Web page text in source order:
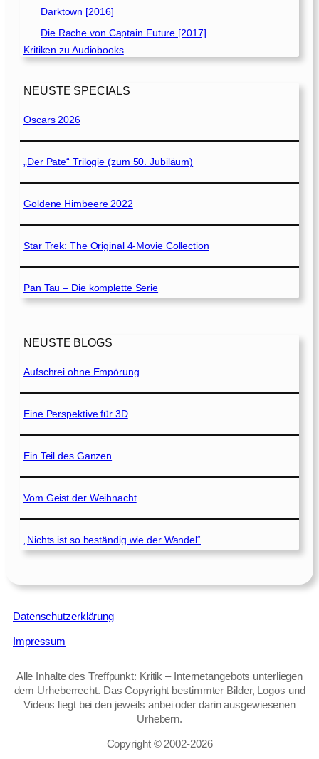
Darktown [2016]
Die Rache von Captain Future [2017]
Kritiken zu Audiobooks
NEUSTE SPECIALS
Oscars 2026
„Der Pate“ Trilogie (zum 50. Jubiläum)
Goldene Himbeere 2022
Star Trek: The Original 4-Movie Collection
Pan Tau – Die komplette Serie
NEUSTE BLOGS
Aufschrei ohne Empörung
Eine Perspektive für 3D
Ein Teil des Ganzen
Vom Geist der Weihnacht
„Nichts ist so beständig wie der Wandel“
Datenschutzerklärung
Impressum
Alle Inhalte des Treffpunkt: Kritik – Internetangebots unterliegen
dem Urheberrecht. Das Copyright bestimmter Bilder, Logos und
Videos liegt bei den jeweils anbei oder darin ausgewiesenen
Urhebern.
Copyright © 2002‑2026